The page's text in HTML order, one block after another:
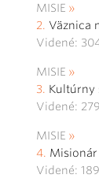
MISIE
Väznica
Videné:
MISIE
Kultúrny
Videné: 279
MISIE
Misionár
Videné: 189